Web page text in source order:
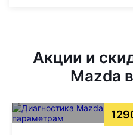
Акции и
Mazda